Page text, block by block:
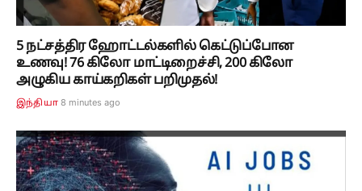
5 நட்சத்திர ஹோட்டல்களில் கெட்டுப்போன
உணவு! 76 கிலோ மாட்டிறைச்சி, 200 கிலோ
அழுகிய காய்கறிகள் பறிமுதல்!
இந்தியா 8 minutes ago